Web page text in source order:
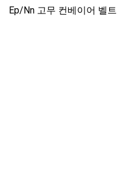
Ep/Nn 고무 컨베이어 벨트